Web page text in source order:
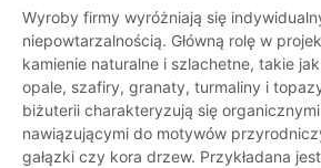
Wyroby firmy wyróżniają się
niepowtarzalnością. Główną rolę w
kamienie naturalne i szlachetne, takie
opale, szafiry, granaty, turmaliny i
biżuterii charakteryzują się
nawiązującymi do motywów
gałązki czy kora drzew. Przykładana